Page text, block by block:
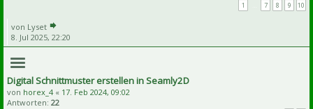
1 7 8 9 10
von Lyset
8. Jul 2025, 22:20
Digital Schnittmuster erstellen in Seamly2D
von horex_4 « 17. Feb 2024, 09:02
Antworten: 22